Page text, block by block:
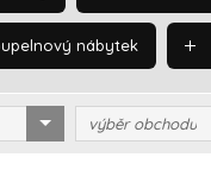
nábytek
výběr obchodu